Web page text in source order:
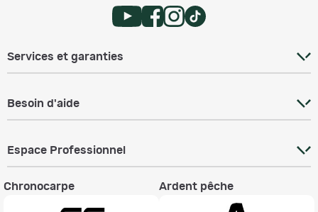
Services et garanties
Besoin d'aide
Espace Professionnel
Chronocarpe Ardent pêche